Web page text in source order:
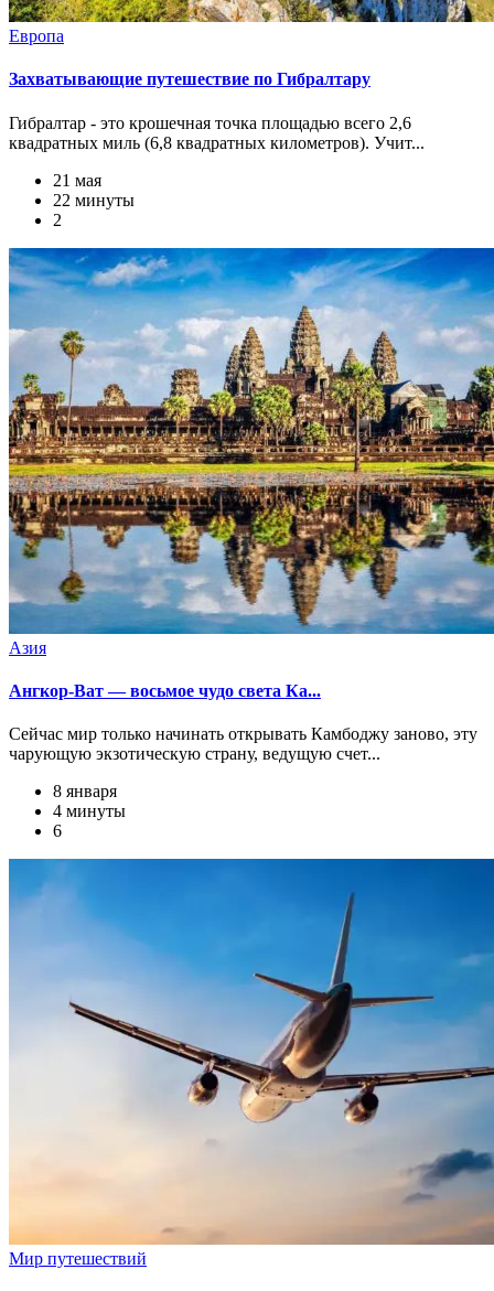
Европа
Захватывающие путешествие по Гибралтару
Гибралтар - это крошечная точка площадью всего 2,6
квадратных миль (6,8 квадратных километров). Учит...
21 мая
22 минуты
2
Азия
Ангкор-Ват — восьмое чудо света Ка...
Сейчас мир только начинать открывать Камбоджу заново, эту
чарующую экзотическую страну, ведущую счет...
8 января
4 минуты
6
Мир путешествий